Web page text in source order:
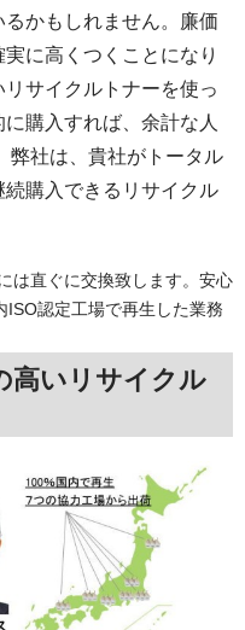
かもしれません。廉価
に高くつくことになり
サイクルトナーを使っ
購入すれば、余計な人
弊社は、貴社がトータル
購入できるリサイクル
は直ぐに交換致します。安心
ISO認定工場で再生した業務
高いリサイクル